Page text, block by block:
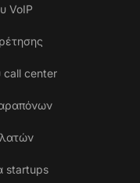
VoIP
call center
startups